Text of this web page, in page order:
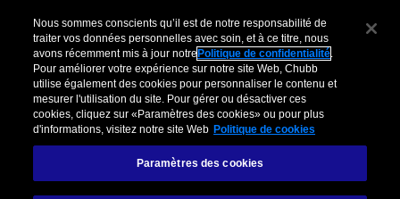
Courtiers Organisations partenaires
Produits Industries Services Sinistres
Produits
Nous sommes conscients qu’il est de notre responsabilité de
traiter vos données personnelles avec soin, et à ce titre, nous
avons récemment mis à jour notre Politique de confidentialité.
Pour améliorer votre expérience sur notre site Web, Chubb
utilise également des cookies pour personnaliser le contenu et
mesurer l'utilisation du site. Pour gérer ou désactiver ces
cookies, cliquez sur «Paramètres des cookies» ou pour plus
d'informations, visitez notre site Web Politique de cookies
Paramètres des cookies